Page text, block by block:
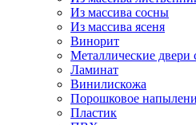
Из массива сосны
Из массива ясеня
Винорит
Металлические двери
Ламинат
Винилискожа
Порошковое
Пластик